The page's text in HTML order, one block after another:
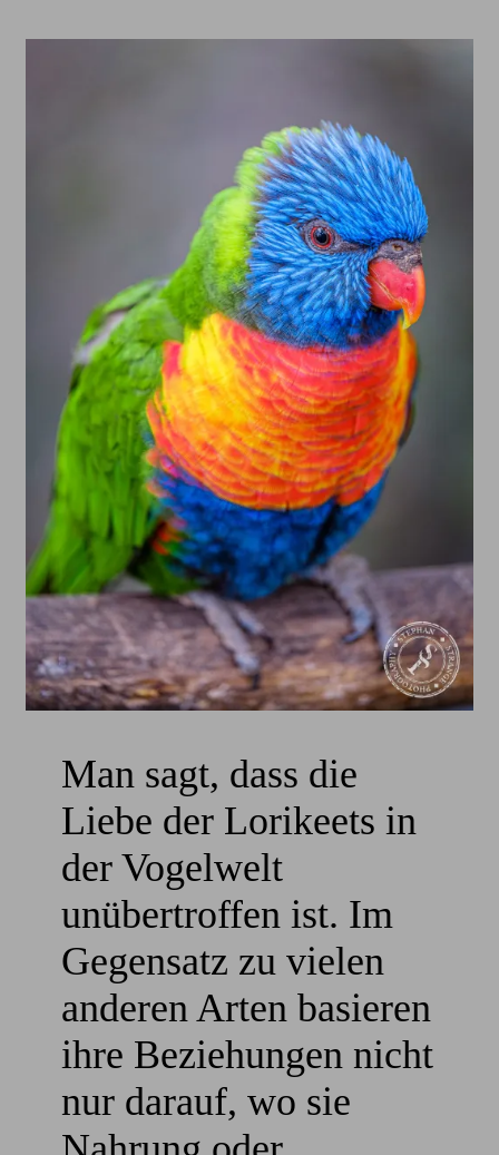
Man sagt, dass die
Liebe der Lorikeets in
der Vogelwelt
unübertroffen ist. Im
Gegensatz zu vielen
anderen Arten basieren
ihre Beziehungen nicht
nur darauf, wo sie